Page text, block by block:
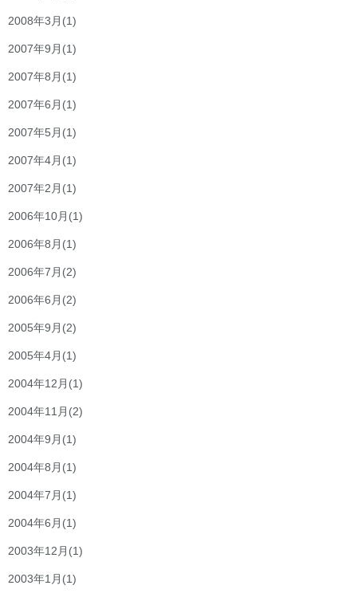
2008年3月 (1)
2007年9月 (1)
2007年8月 (1)
2007年6月 (1)
2007年5月 (1)
2007年4月 (1)
2007年2月 (1)
2006年10月 (1)
2006年8月 (1)
2006年7月 (2)
2006年6月 (2)
2005年9月 (2)
2005年4月 (1)
2004年12月 (1)
2004年11月 (2)
2004年9月 (1)
2004年8月 (1)
2004年7月 (1)
2004年6月 (1)
2003年12月 (1)
2003年1月 (1)